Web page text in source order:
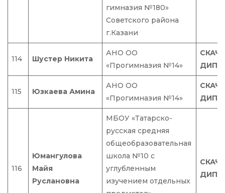
гимназия №180»
Советского района
г.Казани
114 Шустер Никита
АНО ОО
«Прогимназия №14»
115 Юзкаева Амина
АНО ОО
«Прогимназия №14»
116
Юмангулова
Майя
Руслановна
МБОУ «Татарско-
русская средняя
общеобразовательная
школа №10 с
углубленным
изучением отдельных